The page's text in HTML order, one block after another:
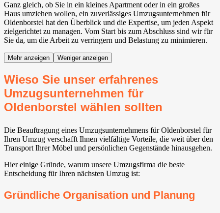
Ganz gleich, ob Sie in ein kleines Apartment oder in ein großes
Haus umziehen wollen, ein zuverlässiges Umzugsunternehmen für
Oldenborstel hat den Überblick und die Expertise, um jeden Aspekt
zielgerichtet zu managen. Vom Start bis zum Abschluss sind wir für
Sie da, um die Arbeit zu verringern und Belastung zu minimieren.
Mehr anzeigen Weniger anzeigen
Wieso Sie unser erfahrenes
Umzugsunternehmen für
Oldenborstel wählen sollten
Die Beauftragung eines Umzugsunternehmens für Oldenborstel für
Ihren Umzug verschafft Ihnen vielfältige Vorteile, die weit über den
Transport Ihrer Möbel und persönlichen Gegenstände hinausgehen.
Hier einige Gründe, warum unsere Umzugsfirma die beste
Entscheidung für Ihren nächsten Umzug ist:
Gründliche Organisation und Planung